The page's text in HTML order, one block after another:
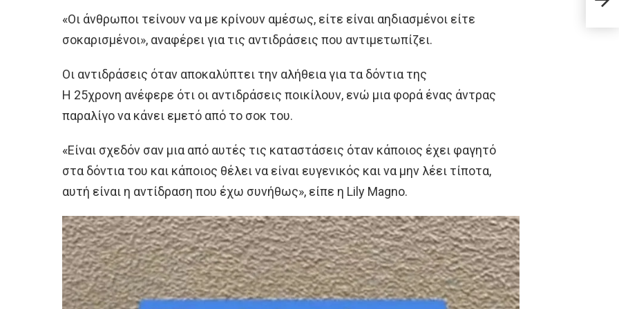
«Οι άνθρωποι τείνουν να με κρίνουν αμέσως, είτε είναι αηδιασμένοι είτε
σοκαρισμένοι», αναφέρει για τις αντιδράσεις που αντιμετωπίζει.
Οι αντιδράσεις όταν αποκαλύπτει την αλήθεια για τα δόντια της
Η 25χρονη ανέφερε ότι οι αντιδράσεις ποικίλουν, ενώ μια φορά ένας άντρας
παραλίγο να κάνει εμετό από το σοκ του.
«Είναι σχεδόν σαν μια από αυτές τις καταστάσεις όταν κάποιος έχει φαγητό
στα δόντια του και κάποιος θέλει να είναι ευγενικός και να μην λέει τίποτα,
αυτή είναι η αντίδραση που έχω συνήθως», είπε η Lily Magno.
σας